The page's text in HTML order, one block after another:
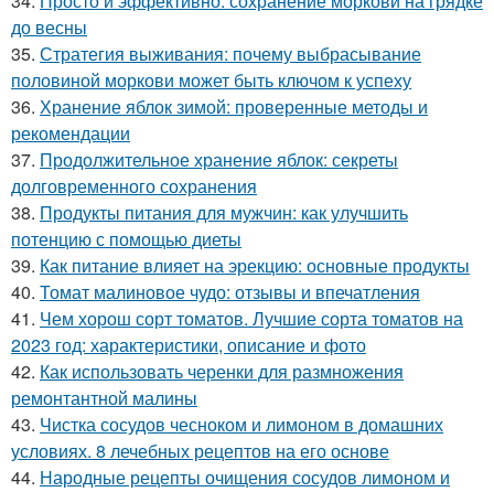
до весны
35. Стратегия выживания: почему выбрасывание
половиной моркови может быть ключом к успеху
36. Хранение яблок зимой: проверенные методы и
рекомендации
37. Продолжительное хранение яблок: секреты
долговременного сохранения
38. Продукты питания для мужчин: как улучшить
потенцию с помощью диеты
39. Как питание влияет на эрекцию: основные продукты
40. Томат малиновое чудо: отзывы и впечатления
41. Чем хорош сорт томатов. Лучшие сорта томатов на
2023 год: характеристики, описание и фото
42. Как использовать черенки для размножения
ремонтантной малины
43. Чистка сосудов чесноком и лимоном в домашних
условиях. 8 лечебных рецептов на его основе
44. Народные рецепты очищения сосудов лимоном и